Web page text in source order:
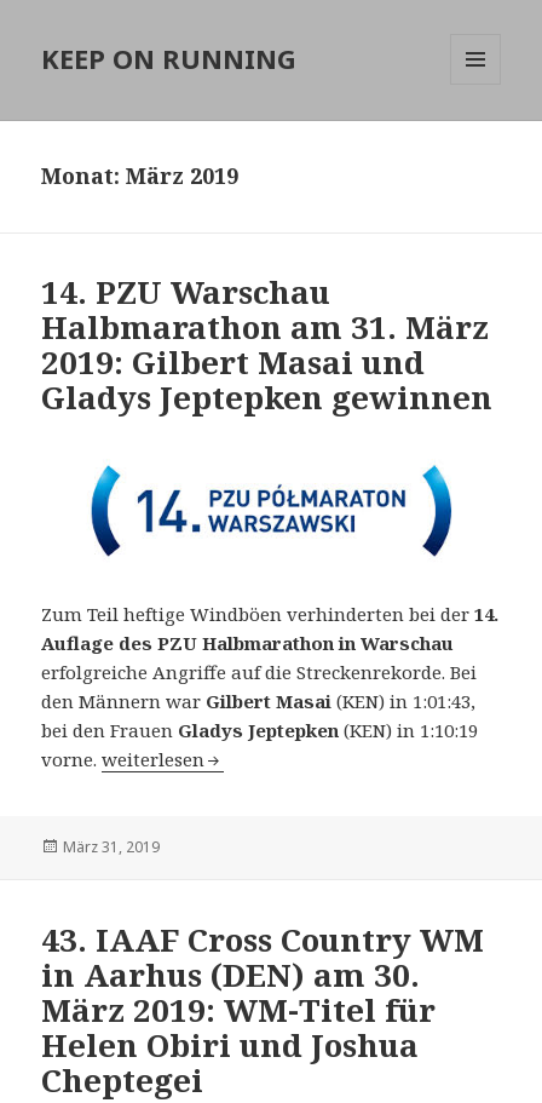
KEEP ON RUNNING
Monat:März 2019
14. PZU Warschau
Halbmarathon am 31. März
2019: Gilbert Masai und
Gladys Jeptepken gewinnen
Zum Teil heftige Windböen verhinderten bei der14.
Auflage des PZU Halbmarathon in Warschau
erfolgreiche Angriffe auf die Streckenrekorde. Bei
den Männern war Gilbert Masai (KEN) in 1:01:43,
bei den Frauen Gladys Jeptepken (KEN) in 1:10:19
vorne.14. PZU Warschau Halbmarathon am 31. März
weiterlesen
Veröffentlicht
März 31, 2019
43. IAAF Cross Country WM
in Aarhus (DEN) am 30.
März 2019: WM-Titel für
Helen Obiri und Joshua
Cheptegei